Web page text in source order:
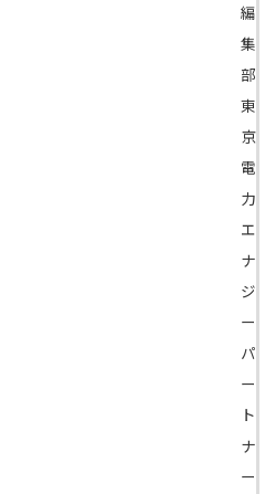
編
集
部
東
京
電
力
エ
ナ
ジ
ー
パ
ー
ト
ナ
ー